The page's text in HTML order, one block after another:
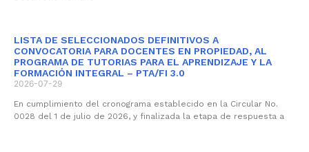
LISTA DE SELECCIONADOS DEFINITIVOS A
CONVOCATORIA PARA DOCENTES EN PROPIEDAD, AL
PROGRAMA DE TUTORIAS PARA EL APRENDIZAJE Y LA
FORMACIÓN INTEGRAL – PTA/FI 3.0
2026-07-29
En cumplimiento del cronograma establecido en la Circular No.
0028 del 1 de julio de 2026, y finalizada la etapa de respuesta a